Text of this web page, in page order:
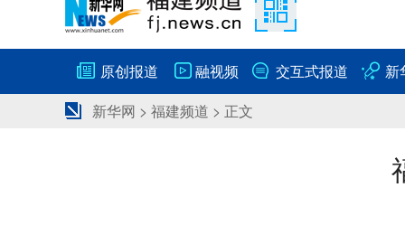
原创报道 融视频 交互式报道
新
新华网 > 福建频道 > 正文